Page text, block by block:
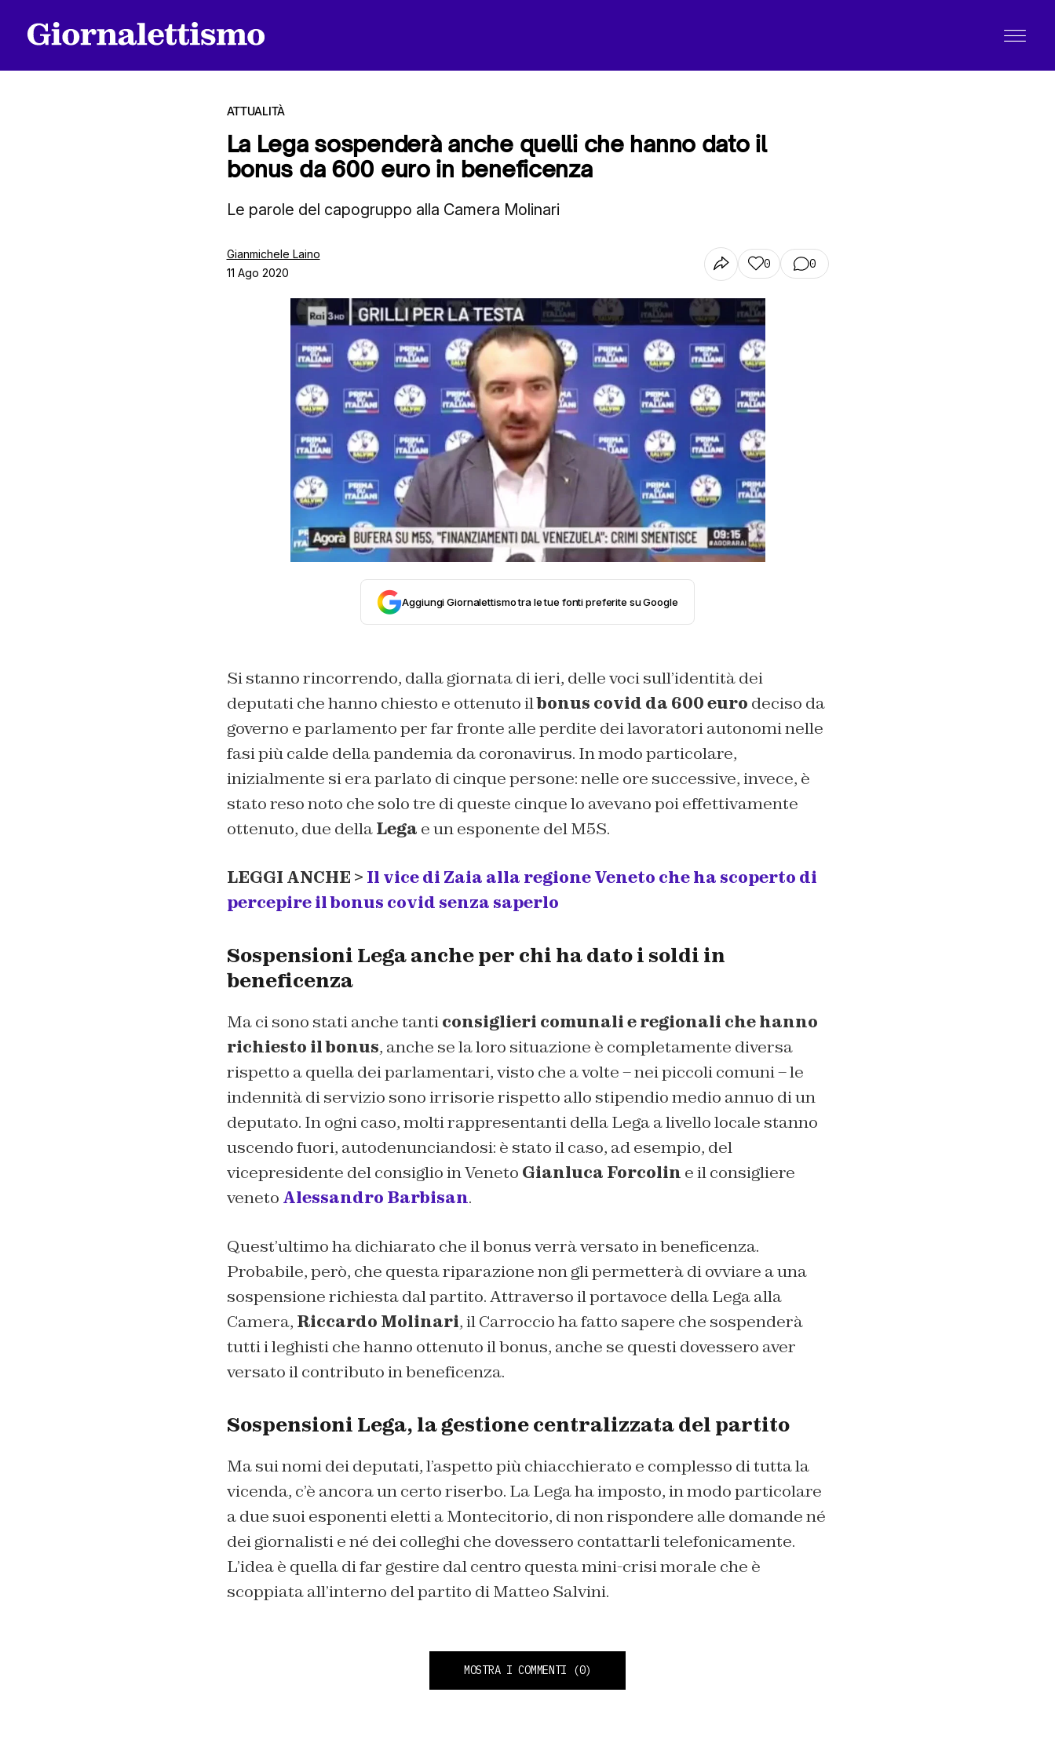
ATTUALITÀ
La Lega sospenderà anche quelli che hanno dato il
bonus da 600 euro in beneficenza
Le parole del capogruppo alla Camera Molinari
Gianmichele Laino
11 Ago 2020
0 0
Aggiungi Giornalettismo tra le tue fonti preferite su Google
Si stanno rincorrendo, dalla giornata di ieri, delle voci sull’identità dei
deputati che hanno chiesto e ottenuto ilbonus covid da 600 euro deciso da
governo e parlamento per far fronte alle perdite dei lavoratori autonomi nelle
fasi più calde della pandemia da coronavirus. In modo particolare,
inizialmente si era parlato di cinque persone: nelle ore successive, invece, è
stato reso noto che solo tre di queste cinque lo avevano poi effettivamente
ottenuto, due dellaLega e un esponente del M5S.
LEGGI ANCHE > Il vice di Zaia alla regione Veneto che ha scoperto di
percepire il bonus covid senza saperlo
Sospensioni Lega anche per chi ha dato i soldi in
beneficenza
Ma ci sono stati anche tanticonsiglieri comunali e regionali che hanno
richiesto il bonus, anche se la loro situazione è completamente diversa
rispetto a quella dei parlamentari, visto che a volte – nei piccoli comuni – le
indennità di servizio sono irrisorie rispetto allo stipendio medio annuo di un
deputato. In ogni caso, molti rappresentanti della Lega a livello locale stanno
uscendo fuori, autodenunciandosi: è stato il caso, ad esempio, del
vicepresidente del consiglio in Veneto Gianluca Forcolin e il consigliere
veneto Alessandro Barbisan.
Quest’ultimo ha dichiarato che il bonus verrà versato in beneficenza.
Probabile, però, che questa riparazione non gli permetterà di ovviare a una
sospensione richiesta dal partito. Attraverso il portavoce della Lega alla
Camera, Riccardo Molinari, il Carroccio ha fatto sapere che sospenderà
tutti i leghisti che hanno ottenuto il bonus, anche se questi dovessero aver
versato il contributo in beneficenza.
Sospensioni Lega, la gestione centralizzata del partito
Ma sui nomi dei deputati, l’aspetto più chiacchierato e complesso di tutta la
vicenda, c’è ancora un certo riserbo. La Lega ha imposto, in modo particolare
a due suoi esponenti eletti a Montecitorio, di non rispondere alle domande né
dei giornalisti e né dei colleghi che dovessero contattarli telefonicamente.
L’idea è quella di far gestire dal centro questa mini-crisi morale che è
scoppiata all’interno del partito di Matteo Salvini.
MOSTRA I COMMENTI (0)